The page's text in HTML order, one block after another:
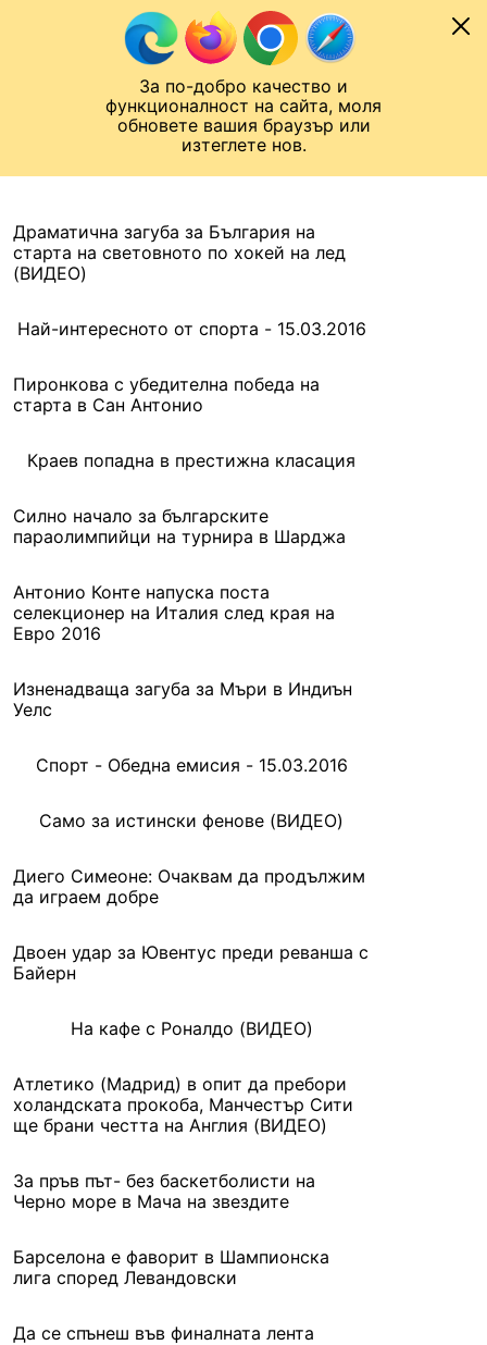
За по-добро качество и
функционалност на сайта, моля
обновете вашия браузър или
изтеглете нов.
Към съдържанието
Лига на Конференциите
Драматична загуба за България на
старта на световното по хокей на лед
(ВИДЕО)
Най-интересното от спорта - 15.03.2016
Пиронкова с убедителна победа на
старта в Сан Антонио
Краев попадна в престижна класация
Силно начало за българските
параолимпийци на турнира в Шарджа
Антонио Конте напуска поста
селекционер на Италия след края на
Евро 2016
Изненадваща загуба за Мъри в Индиън
Уелс
Спорт - Обедна емисия - 15.03.2016
Само за истински фенове (ВИДЕО)
Диего Симеоне: Очаквам да продължим
да играем добре
Двоен удар за Ювентус преди реванша с
Байерн
На кафе с Роналдо (ВИДЕО)
Атлетико (Мадрид) в опит да пребори
холандската прокоба, Манчестър Сити
ще брани честта на Англия (ВИДЕО)
За пръв път- без баскетболисти на
Черно море в Мача на звездите
Барселона е фаворит в Шампионска
лига според Левандовски
Да се спънеш във финалната лента